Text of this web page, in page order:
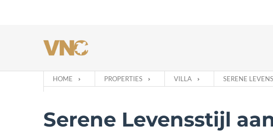
HOME PROPERTIES VILLA SERENE
Serene Levensstijl